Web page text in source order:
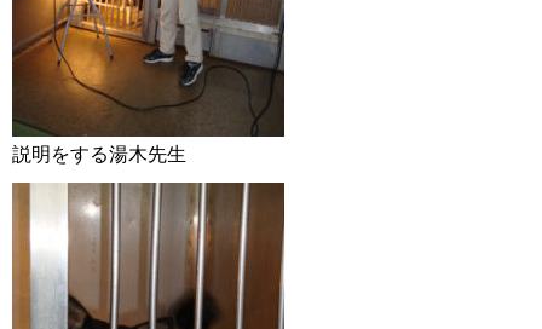
説明をする湯木先生